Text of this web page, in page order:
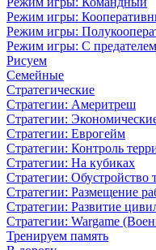
Режим игры:
Режим игры:
Режим игры: С предателем
Рисуем
Семейные
Стратегические
Стратегии: Америтреш
Стратегии:
Стратегии: Еврогейм
Стратегии: Контроль
Стратегии: На кубиках
Стратегии: Обустройство
Стратегии: Размещение
Стратегии: Развитие
Стратегии: Wargame
Тренируем память